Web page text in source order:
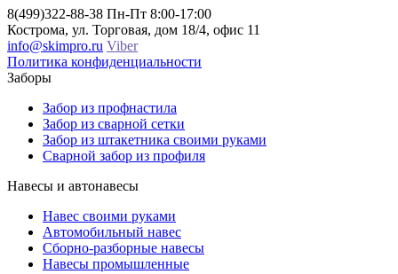
8(499)322-88-38 Пн-Пт 8:00-17:00
Кострома, ул. Торговая, дом 18/4, офис 11
info@skimpro.ru Viber
Политика конфиденциальности
Заборы
Забор из профнастила
Забор из сварной сетки
Забор из штакетника своими руками
Сварной забор из профиля
Навесы и автонавесы
Навес своими руками
Автомобильный навес
Сборно-разборные навесы
Навесы промышленные